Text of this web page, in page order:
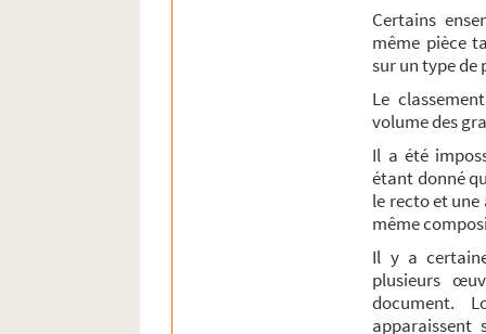
Certains
même pièce
sur un type
Le
volume des
Il a été
étant donné
le recto et
même
Il y a
plusieurs
document.